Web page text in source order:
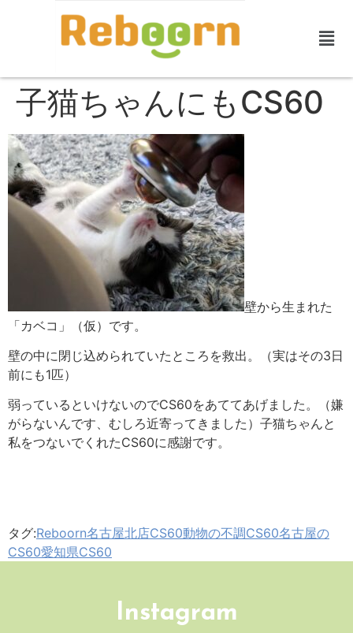
子猫ちゃんにもCS60
壁から生まれた
「カベコ」（仮）です。
壁の中に閉じ込められていたところを救出。（実はその3日
前にも1匹）
弱っているといけないのでCS60をあててあげました。（嫌
がらないんです、むしろ近寄ってきました）子猫ちゃんと
私をつないでくれたCS60に感謝です。
タグ:Reboorn名古屋北店CS60動物の不調CS60名古屋の
CS60愛知県CS60
Instagram